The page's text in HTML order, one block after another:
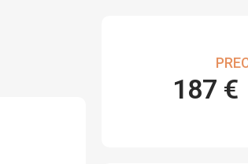
187 €